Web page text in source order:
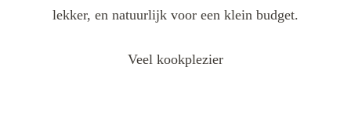
lekker, en natuurlijk voor een klein budget.
Veel kookplezier